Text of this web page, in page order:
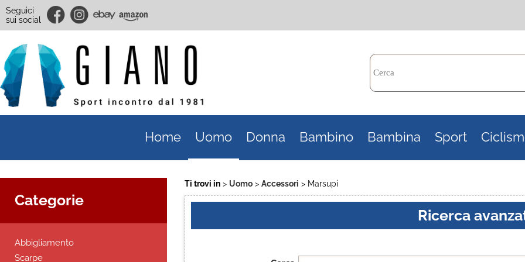
Seguici
sui social
il
Home Uomo Donna Bambino Bambina Sport
Categorie
Abbigliamento
Scarpe
Ti trovi in Uomo Accessori Marsupi
Ricerca